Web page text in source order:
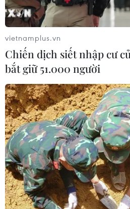
Số ca nhiễm virus Tây sông
tăng khắp châu Âu
26/07/2026 09:18
Số ca mắc sởi tại Mỹ lập đỉnh
do tỷ lệ tiêm chủng giảm
24/07/2026 23:59
Mỹ điều tra một đợt bùng
tả do ký sinh trùng cyclospora
24/07/2026 05:44
vietnamplus.vn
Chiến dịch siết nhập cư
bắt giữ 51.000 người